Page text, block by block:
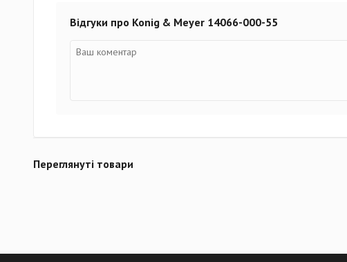
Відгуки про Konig & Meyer 14066-000-55
Переглянуті товари